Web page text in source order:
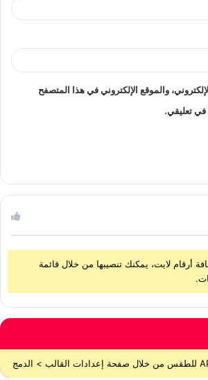
والموقع الإلكتروني في هذا المتصفح
في تعليقي.
أرقام لايت، يمكنك تنصيبها من خلال قائمة